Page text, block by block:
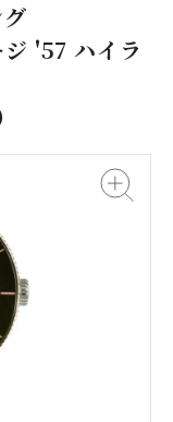
'57 ハイラ